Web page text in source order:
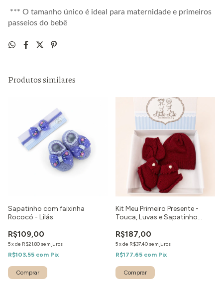
*** O tamanho único é ideal para maternidade e primeiros
passeios do bebê
Produtos similares
Sapatinho com faixinha
Rococó - Lilás
R$109,00
5xde R$21,80 sem juros
R$103,55 com Pix
Kit Meu Primeiro Presente -
Touca, Luvas e Sapatinho
R$187,00
5xde R$37,40 sem juros
R$177,65 com Pix
Comprar